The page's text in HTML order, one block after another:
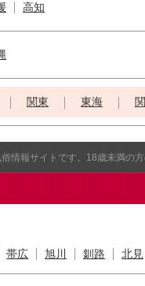
高知
関東 東海
情報サイトです。18歳未満の
帯広 旭川 釧路 北見